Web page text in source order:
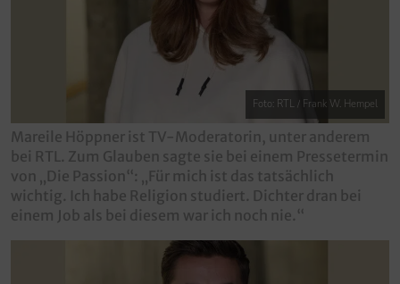
Foto: RTL / Frank W. Hempel
Mareile Höppner ist TV-Moderatorin, unter anderem
bei RTL. Zum Glauben sagte sie bei einem Pressetermin
von „Die Passion“: „Für mich ist das tatsächlich
wichtig. Ich habe Religion studiert. Dichter dran bei
einem Job als bei diesem war ich noch nie.“